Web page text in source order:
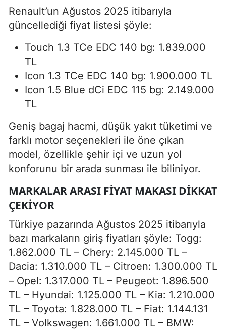
Renault’un Ağustos 2025 itibarıyla
güncellediği fiyat listesi şöyle:
Touch 1.3 TCe EDC 140 bg: 1.839.000
TL
Icon 1.3 TCe EDC 140 bg: 1.900.000 TL
Icon 1.5 Blue dCi EDC 115 bg: 2.149.000
TL
Geniş bagaj hacmi, düşük yakıt tüketimi ve
farklı motor seçenekleri ile öne çıkan
model, özellikle şehir içi ve uzun yol
konforunu bir arada sunması ile biliniyor.
MARKALAR ARASI FIYAT MAKASI DIKKAT
ÇEKIYOR
Türkiye pazarında Ağustos 2025 itibarıyla
bazı markaların giriş fiyatları şöyle: Togg:
1.862.000 TL – Chery: 2.145.000 TL –
Dacia: 1.310.000 TL – Citroen: 1.300.000 TL
– Opel: 1.317.000 TL – Peugeot: 1.896.500
TL – Hyundai: 1.125.000 TL – Kia: 1.210.000
TL – Toyota: 1.828.000 TL – Fiat: 1.144.131
TL – Volkswagen: 1.661.000 TL – BMW: